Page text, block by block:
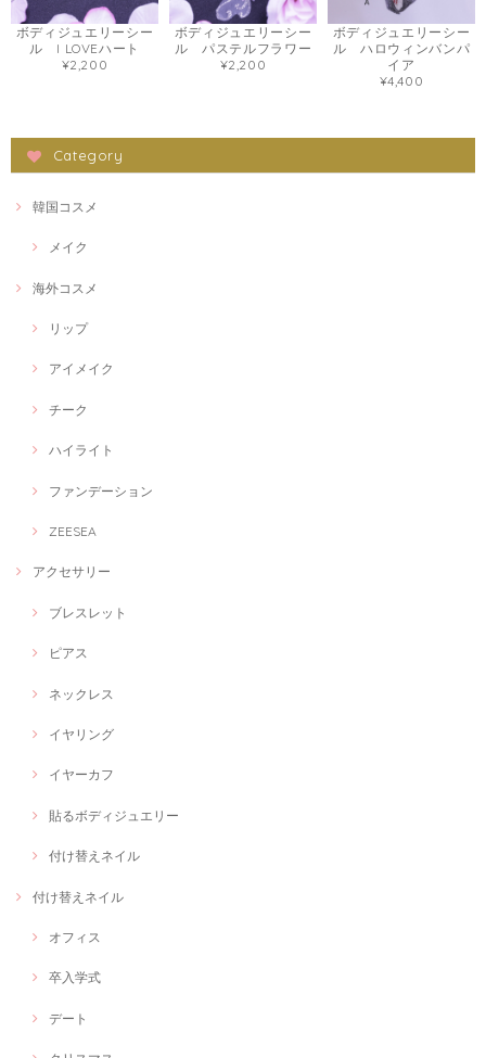
ボディジュエリーシー
ル I LOVEハート
¥2,200
ボディジュエリーシー
ル パステルフラワー
¥2,200
ボディジュエリーシー
ル ハロウィンバンパ
イア
¥4,400
Category
韓国コスメ
メイク
海外コスメ
リップ
アイメイク
チーク
ハイライト
ファンデーション
ZEESEA
アクセサリー
ブレスレット
ピアス
ネックレス
イヤリング
イヤーカフ
貼るボディジュエリー
付け替えネイル
付け替えネイル
オフィス
卒入学式
デート